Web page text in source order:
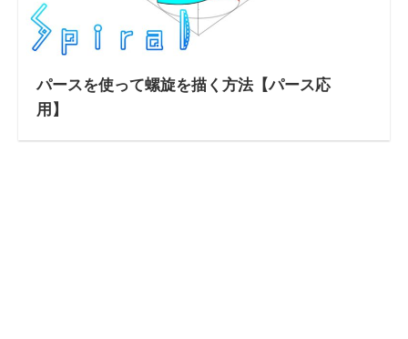
パースを使って螺旋を描く方法【パース応
用】